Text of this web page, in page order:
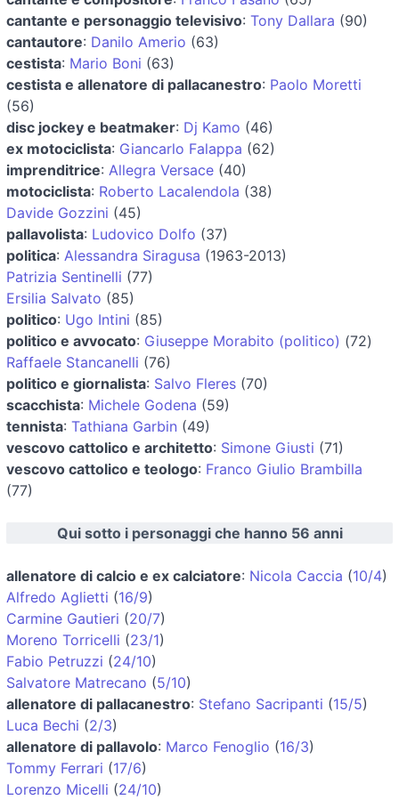
cantante e personaggio televisivo: Tony Dallara (90)
cantautore: Danilo Amerio (63)
cestista: Mario Boni (63)
cestista e allenatore di pallacanestro: Paolo Moretti
(56)
disc jockey e beatmaker: Dj Kamo (46)
ex motociclista: Giancarlo Falappa (62)
imprenditrice: Allegra Versace (40)
motociclista: Roberto Lacalendola (38)
Davide Gozzini (45)
pallavolista: Ludovico Dolfo (37)
politica: Alessandra Siragusa (1963-2013)
Patrizia Sentinelli (77)
Ersilia Salvato (85)
politico: Ugo Intini (85)
politico e avvocato: Giuseppe Morabito (politico) (72)
Raffaele Stancanelli (76)
politico e giornalista: Salvo Fleres (70)
scacchista: Michele Godena (59)
tennista: Tathiana Garbin (49)
vescovo cattolico e architetto: Simone Giusti (71)
vescovo cattolico e teologo: Franco Giulio Brambilla
(77)
Qui sotto i personaggi che hanno 56 anni
allenatore di calcio e ex calciatore: Nicola Caccia (10/4)
Alfredo Aglietti (16/9)
Carmine Gautieri (20/7)
Moreno Torricelli (23/1)
Fabio Petruzzi (24/10)
Salvatore Matrecano (5/10)
allenatore di pallacanestro: Stefano Sacripanti (15/5)
Luca Bechi (2/3)
allenatore di pallavolo: Marco Fenoglio (16/3)
Tommy Ferrari (17/6)
Lorenzo Micelli (24/10)